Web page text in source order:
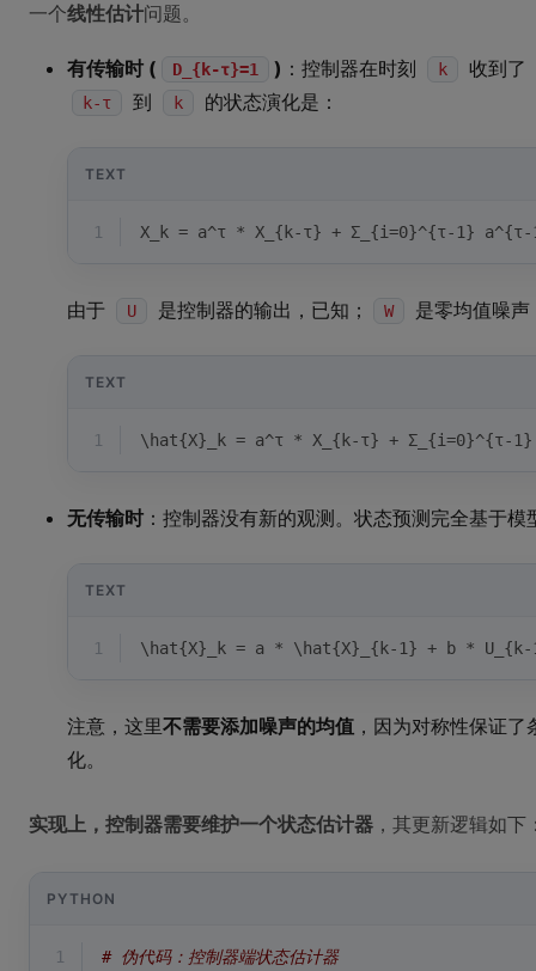
一个线性估计问题。
有传输时 ( D_{k-τ}=1 ) ：控制器在时刻 k 收到了
k-τ 到 k 的状态演化是：
TEXT
1 X_k = a^τ * X_{k-τ} + Σ_{i=0}^{τ-1}
由于 U 是控制器的输出，已知； W 是零均值噪
TEXT
1 \hat{X}_k = a^τ * X_{k-τ} + Σ_{i=0}^{τ-
无传输时 ：控制器没有新的观测。状态预测完全基于模
TEXT
1 \hat{X}_k = a * \hat{X}_{k-1} + b * U_{k-
注意，这里不需要添加噪声的均值 ，因为对称性保证
化。
实现上，控制器需要维护一个状态估计器 ，其更新逻辑如下
PYTHON
1
# 伪代码：控制器端状态估计器